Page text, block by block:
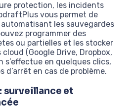
protection, les incidents
vous permet de
les sauvegardes
programmer des
ou partielles et les stocker
(Google Drive, Dropbox,
s’effectue en quelques clics,
d’arrêt en cas de problème.
surveillance et